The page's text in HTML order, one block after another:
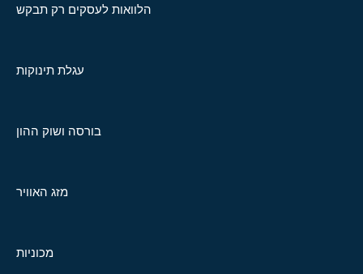
הלוואות לעסקים רק תבקש
עגלת תינוקות
בורסה ושוק ההון
מזג האוויר
מכוניות